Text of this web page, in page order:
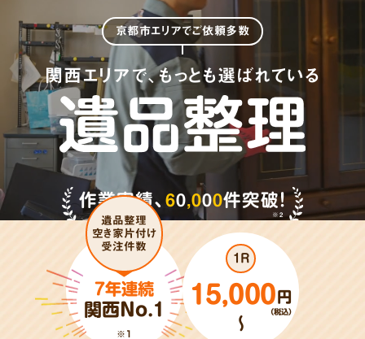
京都市エリアでご依頼多数
関西エリアで、もっとも選ばれている
作業実績、 60,000
※2
件突破!
遺品整理
空き家片付け
受注件数
7年連続
関西No.1
※1
1R
15,000円
（税込）
～